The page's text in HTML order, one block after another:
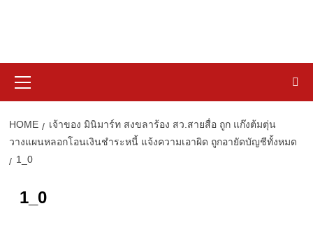
Menu
HOME
เจ้าของ มินิมาร์ท สงขลาร้อง สว.สายสื่อ ถูก แก๊งต้มตุ่น
วางแผนหลอกโอนเงินชำระหนี้ แจ้งความเอาผิด ถูกอายัดบัญชีทั้งหมด
1_0
1_0